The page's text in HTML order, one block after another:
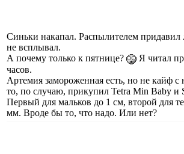
Синьки накапал. Распылителем придавил
не всплывал.
А почему только к пятнице?
Я читал
часов.
Артемия замороженная есть, но не кайф с
то, по случаю, прикупил Tetra Min Baby и
Первый для мальков до 1 см, второй для
мм. Вроде бы то, что надо. Или нет?